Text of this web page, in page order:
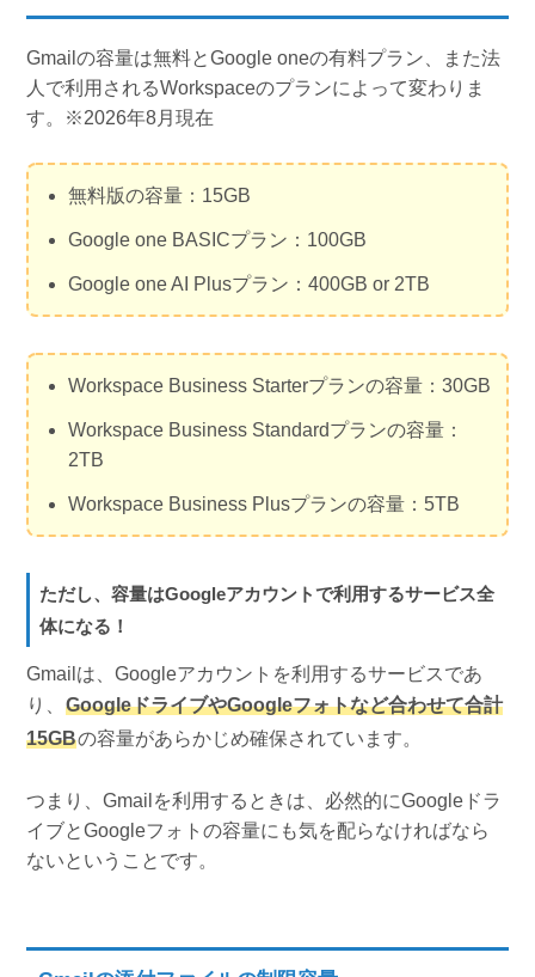
Gmailの容量は無料とGoogle oneの有料プラン、また法
人で利用されるWorkspaceのプランによって変わりま
す。※2026年8月現在
無料版の容量：15GB
Google one BASICプラン：100GB
Google one AI Plusプラン：400GB or 2TB
Workspace Business Starterプランの容量：30GB
Workspace Business Standardプランの容量：
2TB
Workspace Business Plusプランの容量：5TB
ただし、容量はGoogleアカウントで利用するサービス全
体になる！
Gmailは、Googleアカウントを利用するサービスであ
り、 GoogleドライブやGoogleフォトなど合わせて合計
15GBの容量があらかじめ確保されています。
つまり、Gmailを利用するときは、必然的にGoogleドラ
イブとGoogleフォトの容量にも気を配らなければなら
ないということです。